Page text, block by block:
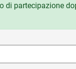
di partecipazione